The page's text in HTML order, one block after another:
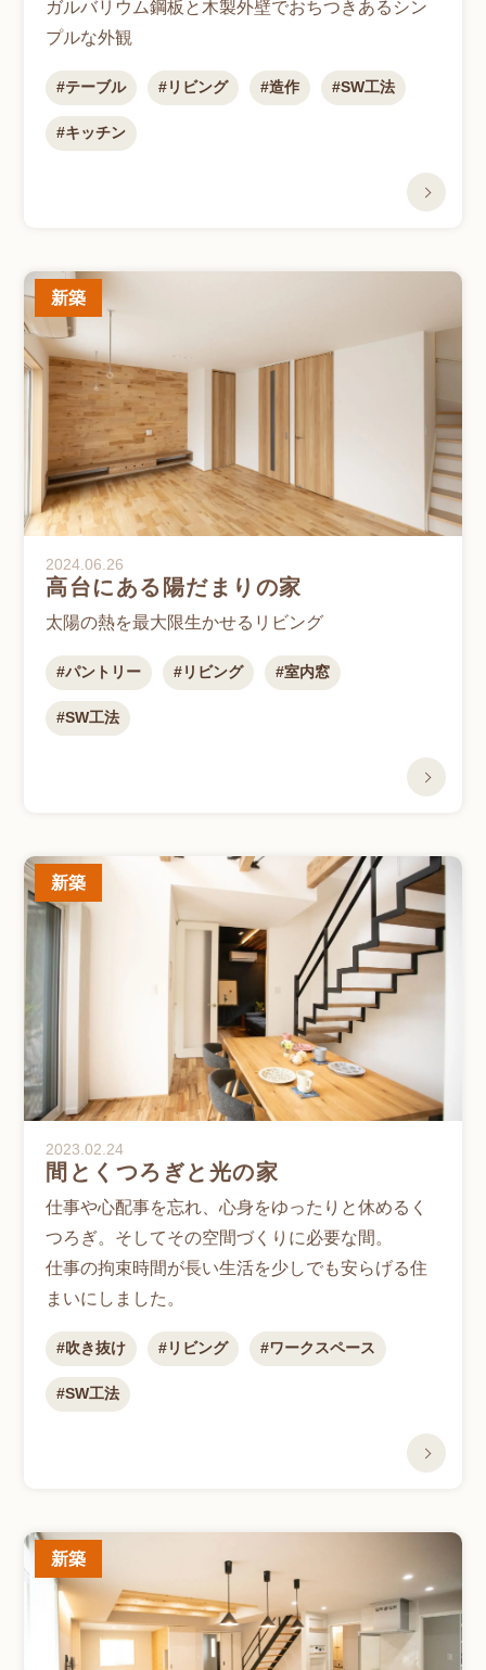
ガルバリウム鋼板と木製外壁でおちつきあるシン
プルな外観
テーブル リビング 造作 SW工法
キッチン
新築
2024.06.26
高台にある陽だまりの家
太陽の熱を最大限生かせるリビング
パントリー リビング 室内窓
SW工法
新築
2023.02.24
間とくつろぎと光の家
仕事や心配事を忘れ、心身をゆったりと休めるく
つろぎ。そしてその空間づくりに必要な間。
仕事の拘束時間が長い生活を少しでも安らげる住
まいにしました。
吹き抜け リビング ワークスペース
SW工法
新築